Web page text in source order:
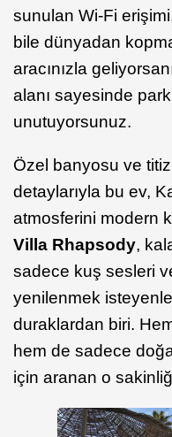
sunulan Wi-Fi
bile dünyadan
aracınızla
alanı sayesinde
unutuyorsunuz.
Özel banyosu ve
detaylarıyla bu ev,
atmosferini modern
Villa Rhapsody,
sadece kuş sesleri
yenilenmek
duraklardan biri.
hem de sadece
için aranan o